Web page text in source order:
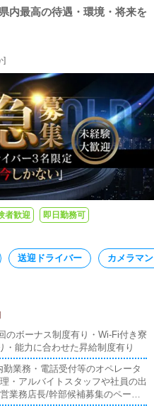
内最高の待遇・環境・将来を
]
者歓迎
即日勤務可
送迎ドライバー カメラマ
のボーナス制度有り・Wi-Fi付き寮
・能力に合わせた昇給制度有り
勤業務・電話受付等のオペレータ
・アルバイトスタッフや社員の出
業務店長/幹部候補募集のページ
ざいます！こちらをご覧になって